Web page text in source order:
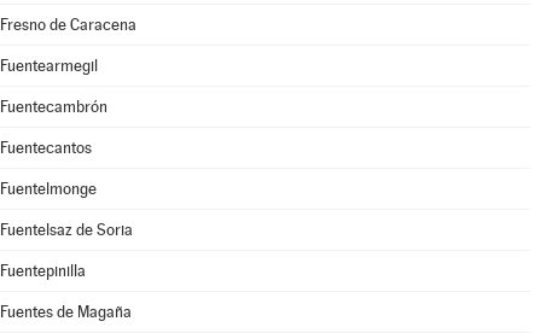
Fresno de Caracena
Fuentearmegil
Fuentecambrón
Fuentecantos
Fuentelmonge
Fuentelsaz de Soria
Fuentepinilla
Fuentes de Magaña